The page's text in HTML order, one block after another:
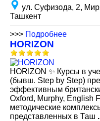
ул. Суфизода, 2,
Ташкент
>>> Подробнее
HORIZON
HORIZON ✨ Курсы в
(бывш. Step by Step)
эффективным
Oxford, Murphy, English
методические
представленных в Таш